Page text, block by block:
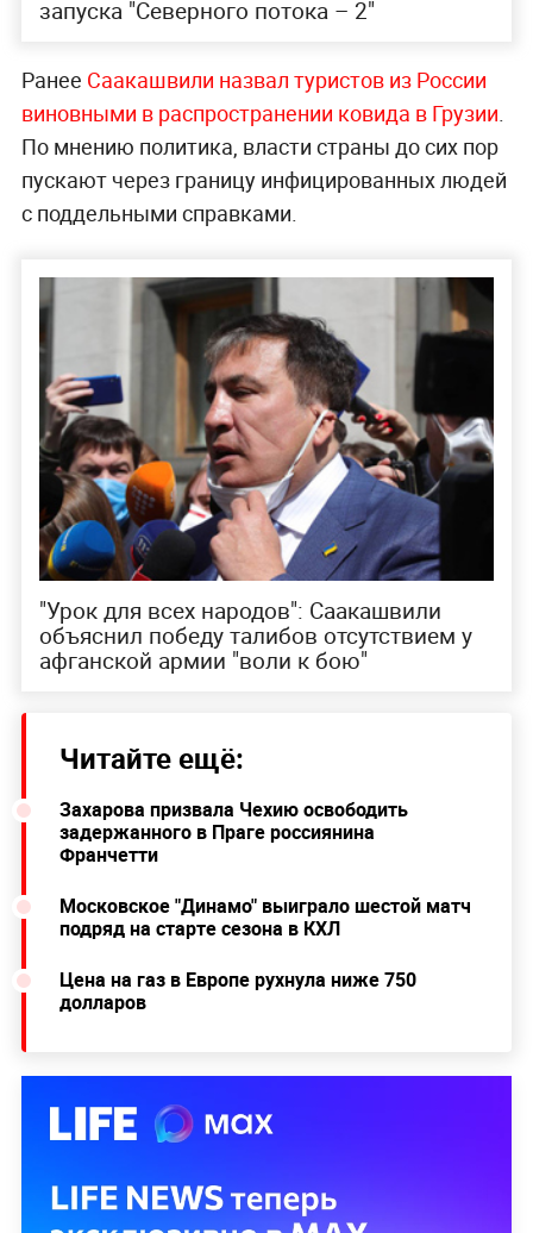
запуска "Северного потока – 2"
Ранее Саакашвили назвал туристов из России
виновными в распространении ковида в Грузии.
По мнению политика, власти страны до сих пор
пускают через границу инфицированных людей
с поддельными справками.
"Урок для всех народов": Саакашвили
объяснил победу талибов отсутствием у
афганской армии "воли к бою"
Читайте ещё:
Захарова призвала Чехию освободить
задержанного в Праге россиянина
Франчетти
Московское "Динамо" выиграло шестой матч
подряд на старте сезона в КХЛ
Цена на газ в Европе рухнула ниже 750
долларов